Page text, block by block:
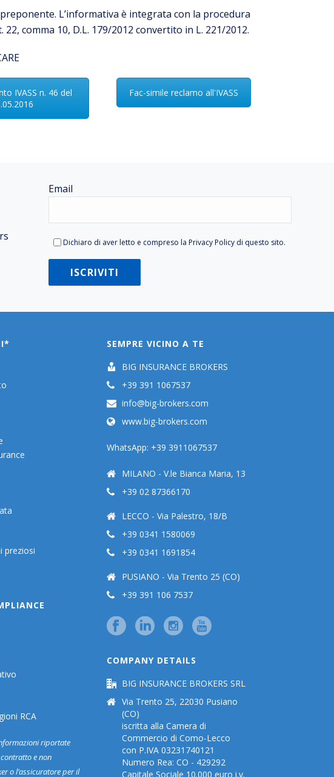
L’informativa è integrata con la procedura
comma 10, D.L. 179/2012 convertito in L. 221/2012.
IVASS n. 46 del
Fac-simile reclamo all'IVASS
Email
Dichiaro di aver letto e compreso la Privacy Policydi questo sito.
preziosi
RCA
riportate
e non
o l’assicuratore per il
SEMPRE VICINO A TE
BIG INSURANCE BROKERS
+39 391 1067537
info@big-brokers.com
www.big-brokers.com
WhatsApp: +39 3911067537
MILANO - V.le Bianca Maria, 13
+39 02 87366170
LECCO - Via Palestro, 18/B
+39 0341 1580069
+39 0341 1691854
PUSIANO - Via Trento 25 (CO)
+39 391 106 7537
COMPANY DETAILS
BIG INSURANCE BROKERS SRL
Via Trento 25, 22030 Pusiano
(CO)
iscritta alla Camera di
Commercio di Como-Lecco
con P.IVA 03231740121
Numero Rea: CO - 429292
Capitale Sociale 10.000 euro i.v.